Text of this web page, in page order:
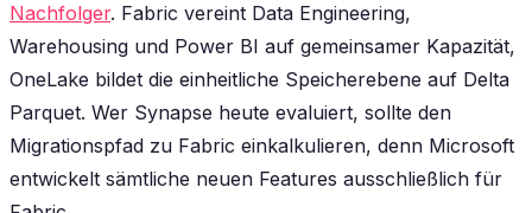
Nachfolger. Fabric vereint Data Engineering,
Warehousing und Power BI auf gemeinsamer Kapazität,
OneLake bildet die einheitliche Speicherebene auf Delta
Parquet. Wer Synapse heute evaluiert, sollte den
Migrationspfad zu Fabric einkalkulieren, denn Microsoft
entwickelt sämtliche neuen Features ausschließlich für